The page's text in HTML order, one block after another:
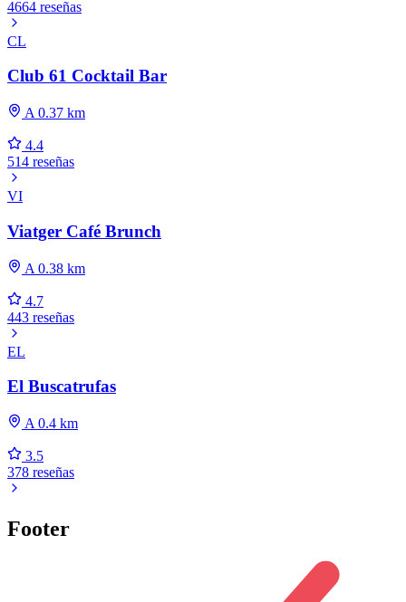
4664 reseñas
CL
Club 61 Cocktail Bar
A 0.37 km
4.4
514 reseñas
VI
Viatger Café Brunch
A 0.38 km
4.7
443 reseñas
EL
El Buscatrufas
A 0.4 km
3.5
378 reseñas
Footer